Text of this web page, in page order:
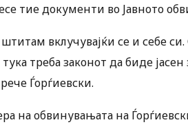
тие документи во Јавното
вклучувајќи се и себе
треба законот да биде јасен
Ѓорѓиевски.
на обвинувањата на